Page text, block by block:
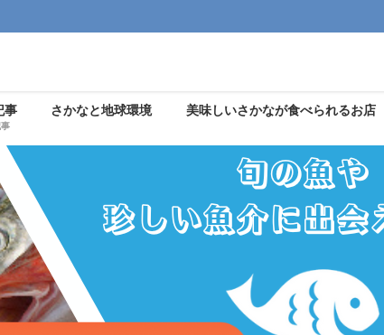
事 さかなと地球環境 美味しいさかなが食べられるお店